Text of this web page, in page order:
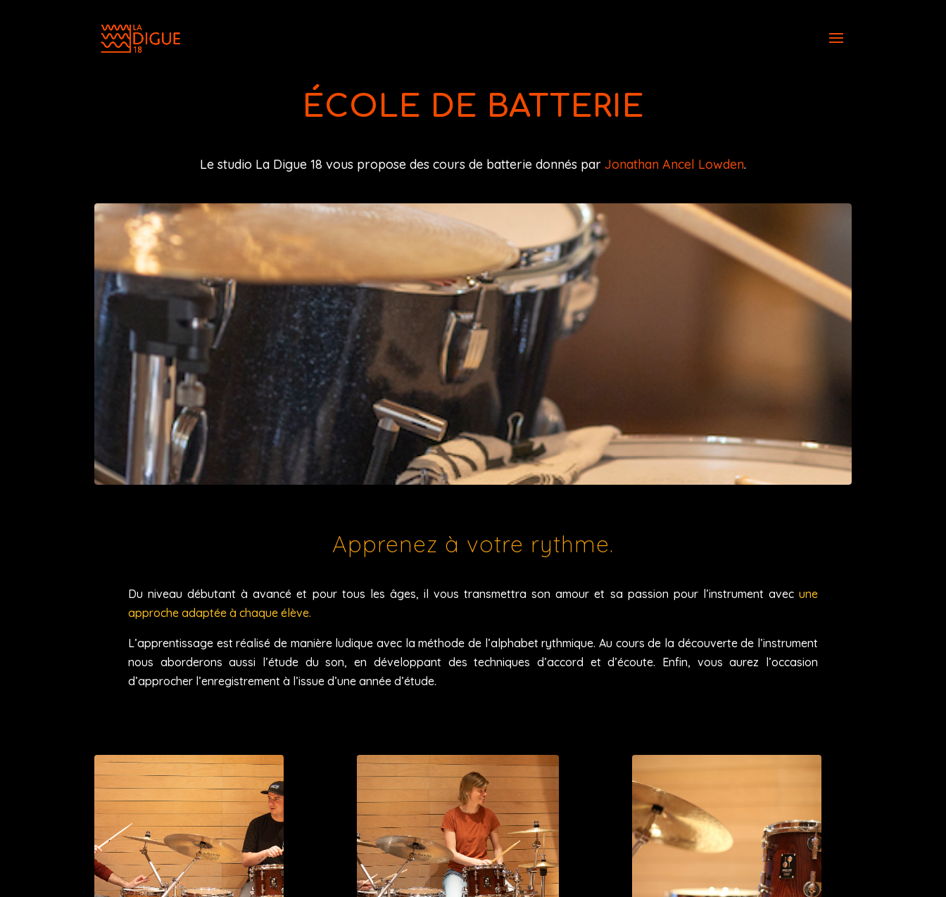
ÉCOLE DE BATTERIE
Le studio La Digue 18 vous propose des cours de batterie donnés par Jonathan Ancel Lowden.
Apprenez à votre rythme.
Du niveau débutant à avancé et pour tous les âges, il vous transmettra son amour et sa passion pour l’instrument avec une
approche adaptée à chaque élève.
L’apprentissage est réalisé de manière ludique avec la méthode de l’alphabet rythmique. Au cours de la découverte de l’instrument
nous aborderons aussi l’étude du son, en développant des techniques d’accord et d’écoute. Enfin, vous aurez l’occasion
d’approcher l’enregistrement à l’issue d’une année d’étude.